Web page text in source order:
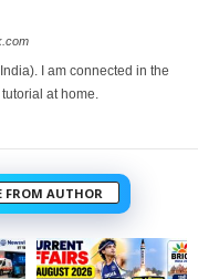
I am connected in the
at home.
FROM AUTHOR